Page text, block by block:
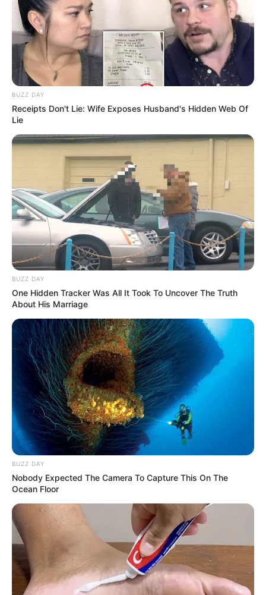
Digər xəbərlər
00:51 / 06 Avqust 2026
BUZZ DAY
Receipts Don't Lie: Wife Exposes Husband's Hidden Web Of
Lie
BUZZ DAY
One Hidden Tracker Was All It Took To Uncover The Truth
About His Marriage
BUZZ DAY
Nobody Expected The Camera To Capture This On The
Ocean Floor